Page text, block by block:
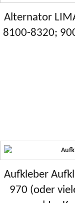
Alternator
8100-8320;
Aufkleber
970 (oder